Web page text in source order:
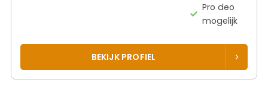
Pro deo
mogelijk
BEKIJK PROFIEL